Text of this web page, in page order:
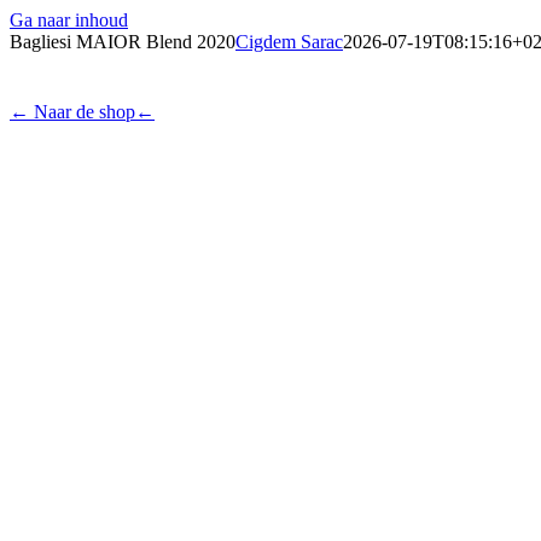
Ga naar inhoud
Bagliesi MAIOR Blend 2020Cigdem Sarac2026-07-
← Naar de shop←